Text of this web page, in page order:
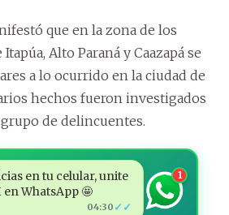
que en la zona de los
Alto Paraná y Caazapá se
a lo ocurrido en la ciudad de
hechos fueron investigados
de delincuentes.
en tu celular, unite
en WhatsApp 🤩
04:30 ✓✓
1